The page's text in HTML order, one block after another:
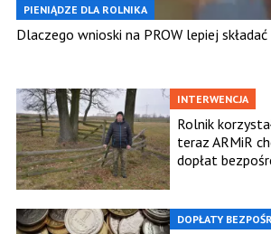
PIENIĄDZE DLA ROLNIKA
Dlaczego wnioski na PROW lepiej
INTERWENCJA
Rolnik
teraz ARMiR
dopłat
DOPŁATY